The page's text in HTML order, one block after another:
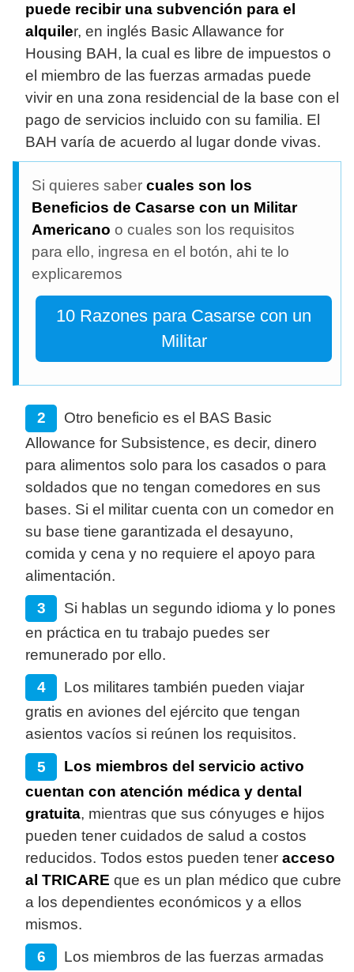
puede recibir una subvención para el
alquiler, en inglés Basic Allawance for
Housing BAH, la cual es libre de impuestos o
el miembro de las fuerzas armadas puede
vivir en una zona residencial de la base con el
pago de servicios incluido con su familia. El
BAH varía de acuerdo al lugar donde vivas.
Si quieres saber cuales son los
Beneficios de Casarse con un Militar
Americano o cuales son los requisitos
para ello, ingresa en el botón, ahi te lo
explicaremos
10 Razones para Casarse con un
Militar
Otro beneficio es el BAS Basic
Allowance for Subsistence, es decir, dinero
para alimentos solo para los casados o para
soldados que no tengan comedores en sus
bases. Si el militar cuenta con un comedor en
su base tiene garantizada el desayuno,
comida y cena y no requiere el apoyo para
alimentación.
Si hablas un segundo idioma y lo pones
en práctica en tu trabajo puedes ser
remunerado por ello.
Los militares también pueden viajar
gratis en aviones del ejército que tengan
asientos vacíos si reúnen los requisitos.
Los miembros del servicio activo
cuentan con atención médica y dental
gratuita, mientras que sus cónyuges e hijos
pueden tener cuidados de salud a costos
reducidos. Todos estos pueden tener acceso
al TRICARE que es un plan médico que cubre
a los dependientes económicos y a ellos
mismos.
Los miembros de las fuerzas armadas